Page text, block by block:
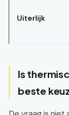
Uiterlijk
Is
beste